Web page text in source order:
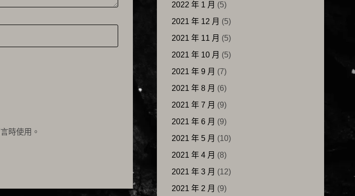
時使用。
2022 年 1 月 (5)
2021 年 12 月 (5)
2021 年 11 月 (5)
2021 年 10 月 (5)
2021 年 9 月 (7)
2021 年 8 月 (6)
2021 年 7 月 (9)
2021 年 6 月 (9)
2021 年 5 月 (10)
2021 年 4 月 (8)
2021 年 3 月 (12)
2021 年 2 月 (9)